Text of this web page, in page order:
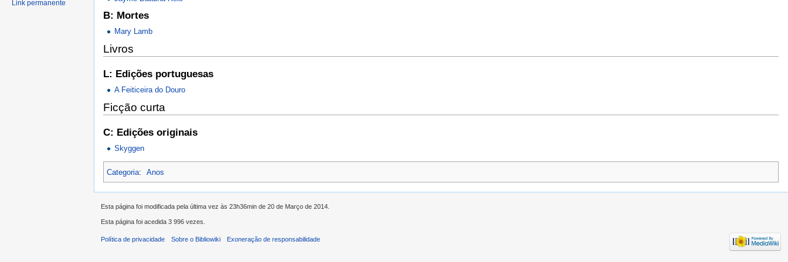
B: Mortes
Mary Lamb
Livros
L: Edições portuguesas
A Feiticeira do Douro
Ficção curta
C: Edições originais
Skyggen
Categoria: Anos
Link permanente
Esta página foi modificada pela última vez às 23h36min de 20 de Março de 2014.
Esta página foi acedida 3 996 vezes.
Política de privacidade Sobre o Bibliowiki Exoneração de responsabilidade